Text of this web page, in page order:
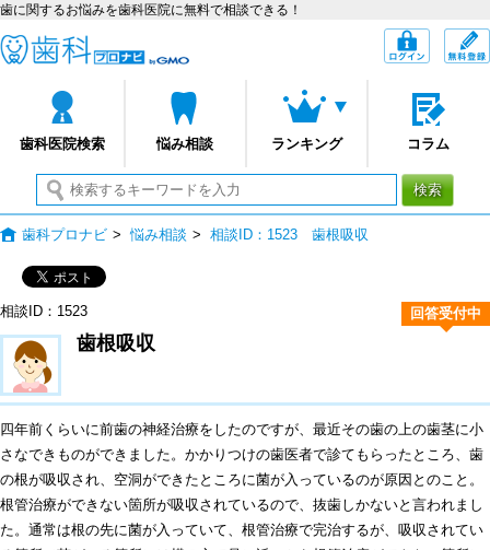
歯に関するお悩みを歯科医院に無料で相談できる！
歯科医院検索 悩み相談 ランキング コラム
ログイン
検索
歯科プロナビ > 悩み相談 > 相談ID：1523 歯根吸収
歯根吸収
四年前くらいに前歯の神経治療をしたのですが、最近その歯の上の歯茎に小
さなできものができました。かかりつけの歯医者で診てもらったところ、歯
の根が吸収され、空洞ができたところに菌が入っているのが原因とのこと。
根管治療ができない箇所が吸収されているので、抜歯しかないと言われまし
た。通常は根の先に菌が入っていて、根管治療で完治するが、吸収されてい
相談ID：1523 回答受付中